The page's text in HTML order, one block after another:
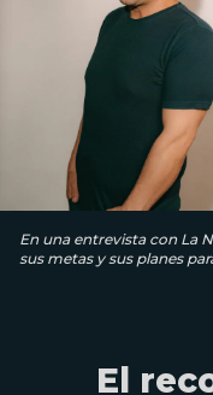
En una entrevista con La
sus metas y sus planes
El